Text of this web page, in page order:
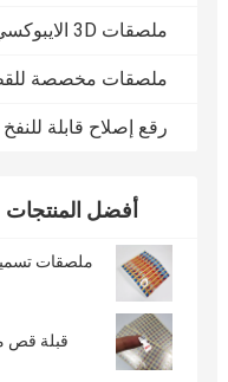
ملصقات 3D الايبوكسي
ملصقات مخصصة
رقع إصلاح قابلة للنفخ
أفضل المنتجات
ملصقات
قبلة قص